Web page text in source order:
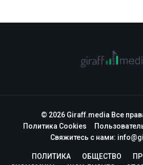
© 2026 Giraff.media Все
Политика Cookies
Свяжитесь с нами:
ПОЛИТИКА ОБЩЕСТВО